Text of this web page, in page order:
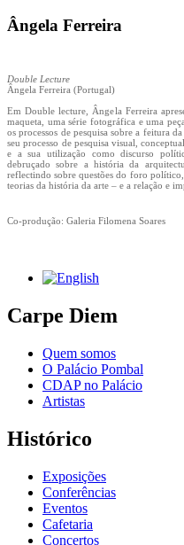
Ângela Ferreira
Double Lecture
Ângela Ferreira (Portugal)
Em Double lecture, Ângela Ferreira
maqueta, uma série fotográfica e uma
os processos de pesquisa sobre a feitura
seu processo de pesquisa visual,
e a sua utilização como discurso
debruçado sobre a história da
reflectindo sobre questões do foro
teorias da história da arte – e a relação e
Co-produção: Galeria Filomena Soares
Carpe Diem
Quem somos
O Palácio Pombal
CDAP no Palácio
Artistas
Histórico
Exposições
Conferências
Eventos
Cafetaria
Concertos